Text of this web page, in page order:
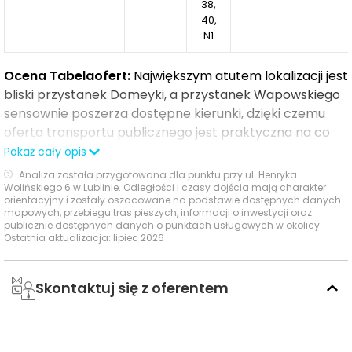
38,
40,
N1
Ocena Tabelaofert: Największym atutem lokalizacji jest
bliski przystanek Domeyki, a przystanek Wapowskiego
sensownie poszerza dostępne kierunki, dzięki czemu
oferta transportu publicznego jest praktyczna na co
dzień.
Ważne miejsca w okolicy: edukacja, sport,
zakupy i rozrywka
oraz wygodne zaplecze codziennych usług i rekreacji.
Pokaż cały opis
Analiza została przygotowana dla punktu przy ul. Henryka
Wolińskiego 6 w Lublinie. Odległości i czasy dojścia mają charakter
orientacyjny i zostały oszacowane na podstawie dostępnych danych
mapowych, przebiegu tras pieszych, informacji o inwestycji oraz
publicznie dostępnych danych o punktach usługowych w okolicy.
Ostatnia aktualizacja: lipiec 2026
Skontaktuj się z oferentem